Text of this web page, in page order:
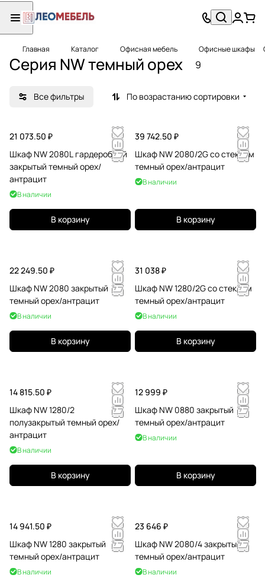
Главная Каталог Офисная мебель Офисные шкафы
Серия NW темный орех 9
Все фильтры По возрастанию сортировки
21 073.50 ₽
Шкаф NW 2080L гардеробный
закрытый темный орех/
антрацит
В наличии
В корзину
39 742.50 ₽
Шкаф NW 2080/2G со стеклом
темный орех/антрацит
В наличии
В корзину
22 249.50 ₽
Шкаф NW 2080 закрытый
темный орех/антрацит
В наличии
В корзину
31 038 ₽
Шкаф NW 1280/2G со стеклом
темный орех/антрацит
В наличии
В корзину
14 815.50 ₽
Шкаф NW 1280/2
полузакрытый темный орех/
антрацит
В наличии
В корзину
12 999 ₽
Шкаф NW 0880 закрытый
темный орех/антрацит
В наличии
В корзину
14 941.50 ₽
Шкаф NW 1280 закрытый
темный орех/антрацит
В наличии
23 646 ₽
Шкаф NW 2080/4 закрытый
темный орех/антрацит
В наличии